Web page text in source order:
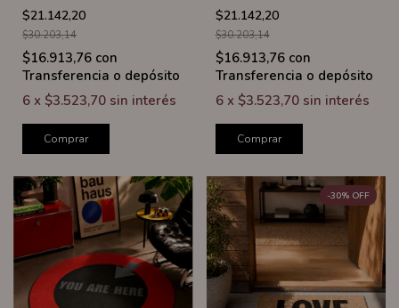
$21.142,20
$30.203,14
$16.913,76 con
Transferencia o depósito
6 x $3.523,70 sin interés
Comprar
$21.142,20
$30.203,14
$16.913,76 con
Transferencia o depósito
6 x $3.523,70 sin interés
Comprar
-30% OFF